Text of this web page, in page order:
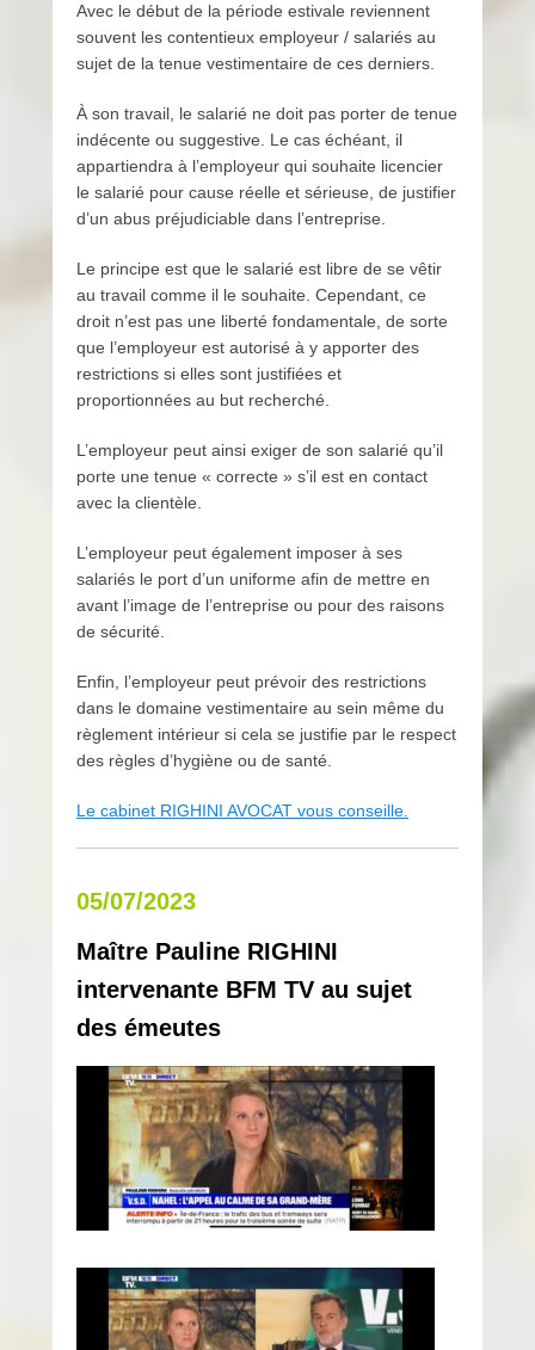
Avec le début de la période estivale reviennent
souvent les contentieux employeur / salariés au
sujet de la tenue vestimentaire de ces derniers.
À son travail, le salarié ne doit pas porter de tenue
indécente ou suggestive. Le cas échéant, il
appartiendra à l’employeur qui souhaite licencier
le salarié pour cause réelle et sérieuse, de justifier
d’un abus préjudiciable dans l’entreprise.
Le principe est que le salarié est libre de se vêtir
au travail comme il le souhaite. Cependant, ce
droit n’est pas une liberté fondamentale, de sorte
que l’employeur est autorisé à y apporter des
restrictions si elles sont justifiées et
proportionnées au but recherché.
L’employeur peut ainsi exiger de son salarié qu’il
porte une tenue « correcte » s’il est en contact
avec la clientèle.
L’employeur peut également imposer à ses
salariés le port d’un uniforme afin de mettre en
avant l’image de l’entreprise ou pour des raisons
de sécurité.
Enfin, l’employeur peut prévoir des restrictions
dans le domaine vestimentaire au sein même du
règlement intérieur si cela se justifie par le respect
des règles d’hygiène ou de santé.
Le cabinet RIGHINI AVOCAT vous conseille.
05/07/2023
Maître Pauline RIGHINI
intervenante BFM TV au sujet
des émeutes